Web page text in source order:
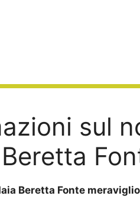
sul
Beretta Fonte